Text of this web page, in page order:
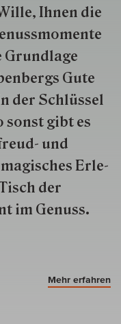
Ihnen die
Grund­lage
Gute
der Schlüs­sel
sonst gibt es
und
Er­le­
der
im Genuss.
Mehr erfahren